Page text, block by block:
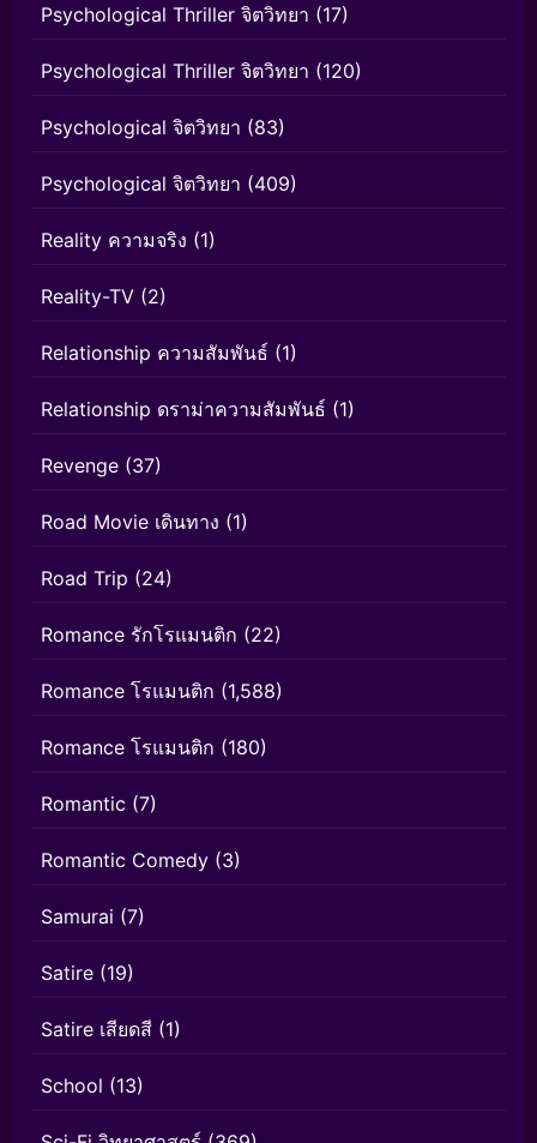
Psychological Thriller จิตวิทยา (17)
Psychological Thriller จิตวิทยา (120)
Psychological จิตวิทยา (83)
Psychological จิตวิทยา (409)
Reality ความจริง (1)
Reality-TV (2)
Relationship ความสัมพันธ์ (1)
Relationship ดราม่าความสัมพันธ์ (1)
Revenge (37)
Road Movie เดินทาง (1)
Road Trip (24)
Romance รักโรแมนติก (22)
Romance โรแมนติก (1,588)
Romance โรแมนติก (180)
Romantic (7)
Romantic Comedy (3)
Samurai (7)
Satire (19)
Satire เสียดสี (1)
School (13)